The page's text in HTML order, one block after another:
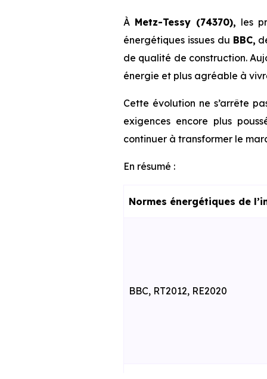
À Metz-Tessy (74370), les
énergétiques issues du BBC,
de qualité de construction.
énergie et plus agréable à
Cette évolution ne s’arrête
exigences encore plus
continuer à transformer le
En résumé :
Normes énergétiques de
BBC, RT2012, RE2020